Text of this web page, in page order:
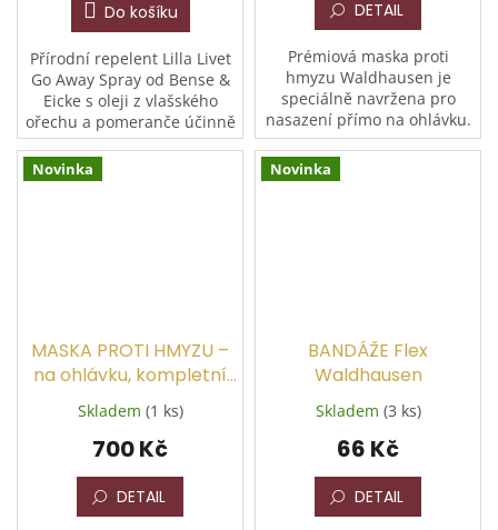
Do košíku
Přírodní repelent Lilla Livet
Go Away Spray od Bense &
Eicke s oleji z vlašského
ořechu a pomeranče účinně
překrývá vlastní pach koně a
odpuzuje hmyz zcela bez
chemie....
DETAIL
Prémiová maska proti
hmyzu Waldhausen je
speciálně navržena pro
nasazení přímo na ohlávku.
Kožešinové polstrování na
čele zabraňuje odření, extra
prostor v oblasti očí
Novinka
MASKA PROTI HMYZU –
na ohlávku, kompletní
ochrana uší i nosu
Skladem (1 ks)
700 Kč
DETAIL
Novinka
BANDÁŽE Flex
Waldhausen
Skladem (3 ks)
66 Kč
DETAIL